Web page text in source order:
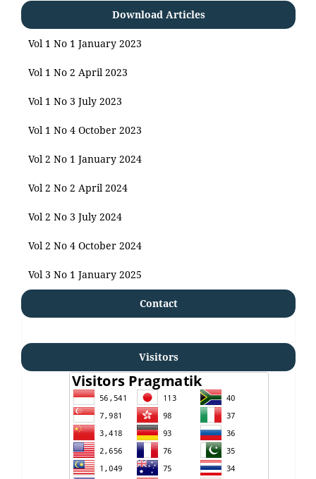
Download Articles
Vol 1 No 1 January 2023
Vol 1 No 2 April 2023
Vol 1 No 3 July 2023
Vol 1 No 4 October 2023
Vol 2 No 1 January 2024
Vol 2 No 2 April 2024
Vol 2 No 3 July 2024
Vol 2 No 4 October 2024
Vol 3 No 1 January 2025
Contact
Visitors